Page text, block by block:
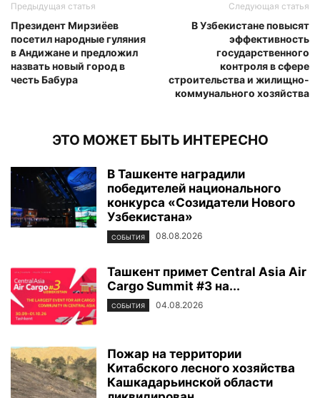
Предыдущая статья
Президент Мирзиёев
посетил народные гуляния
в Андижане и предложил
назвать новый город в
честь Бабура
Следующая статья
В Узбекистане повысят
эффективность
государственного
контроля в сфере
строительства и жилищно-
коммунального хозяйства
ЭТО МОЖЕТ БЫТЬ ИНТЕРЕСНО
В Ташкенте наградили
победителей национального
конкурса «Созидатели Нового
Узбекистана»
СОБЫТИЯ 08.08.2026
Ташкент примет Central Asia Air
Cargo Summit #3 на...
СОБЫТИЯ 04.08.2026
Пожар на территории
Китабского лесного хозяйства
Кашкадарьинской области